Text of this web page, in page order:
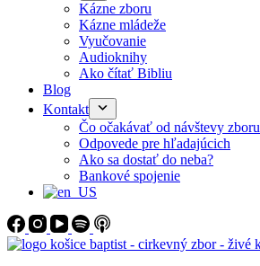
Kázne zboru
Kázne mládeže
Vyučovanie
Audioknihy
Ako čítať Bibliu
Blog
Kontakt
Čo očakávať od návštevy zboru
Odpovede pre hľadajúcich
Ako sa dostať do neba?
Bankové spojenie